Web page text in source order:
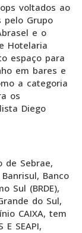
voltados ao
pelo Grupo
e o
Hotelaria
espaço para
em bares e
a categoria
os
Diego
de Sebrae,
Banco
Sul (BRDE),
do Sul,
CAIXA, tem
E SEAPI,